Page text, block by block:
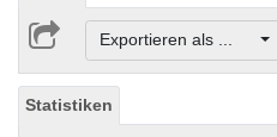
Exportieren als ...
Statistiken